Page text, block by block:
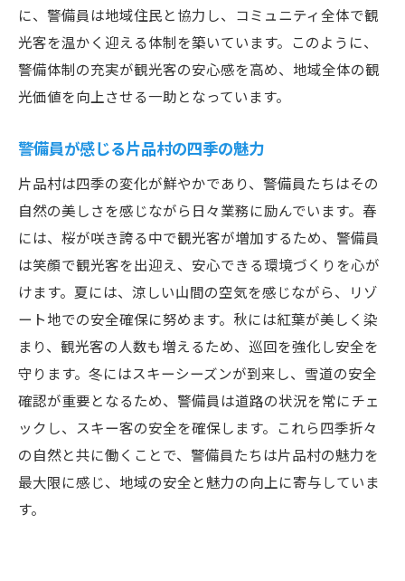
に、警備員は地域住民と協力し、コミュニティ全体で観
光客を温かく迎える体制を築いています。このように、
警備体制の充実が観光客の安心感を高め、地域全体の観
光価値を向上させる一助となっています。
警備員が感じる片品村の四季の魅力
片品村は四季の変化が鮮やかであり、警備員たちはその
自然の美しさを感じながら日々業務に励んでいます。春
には、桜が咲き誇る中で観光客が増加するため、警備員
は笑顔で観光客を出迎え、安心できる環境づくりを心が
けます。夏には、涼しい山間の空気を感じながら、リゾ
ート地での安全確保に努めます。秋には紅葉が美しく染
まり、観光客の人数も増えるため、巡回を強化し安全を
守ります。冬にはスキーシーズンが到来し、雪道の安全
確認が重要となるため、警備員は道路の状況を常にチェ
ックし、スキー客の安全を確保します。これら四季折々
の自然と共に働くことで、警備員たちは片品村の魅力を
最大限に感じ、地域の安全と魅力の向上に寄与していま
す。